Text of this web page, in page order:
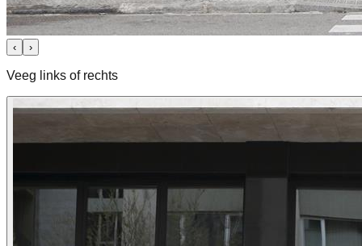
‹ ›
Veeg links of rechts